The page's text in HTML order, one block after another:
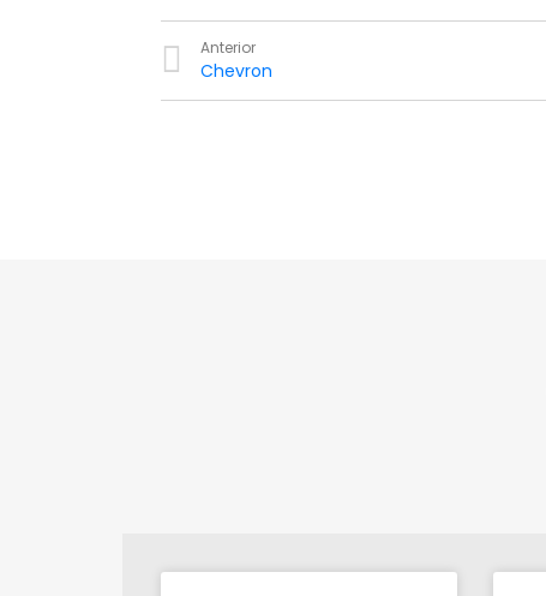
Anterior
Chevron